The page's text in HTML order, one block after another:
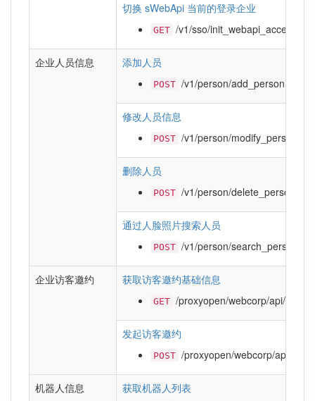
切换 sWebApi 当前的登录企业
GET /v1/sso/init_webapi_access
企业人员信息 添加人员
POST /v1/person/add_person
修改人员信息
POST /v1/person/modify_person
删除人员
POST /v1/person/delete_person
通过人脸照片搜索人员
POST /v1/person/
企业访客邀约 获取访客邀约基础信息
GET /proxyopen/webcorp/api/user/
发起访客邀约
POST /proxyopen/webcorp/api/
机器人信息 获取机器人列表